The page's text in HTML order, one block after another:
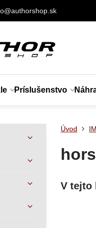
Príslušenstvo
Úvod